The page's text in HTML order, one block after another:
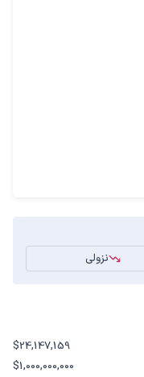
نزولی
$24,147,159
$1,000,000,000